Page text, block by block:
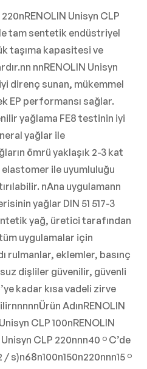
Unisyn CLP
tam sentetik endüstriyel
taşıma kapasitesi ve
nnRENOLIN Unisyn
direnç sunan, mükemmel
EP performansı sağlar.
yağlama FE8 testinin iyi
yağlar ile
ömrü yaklaşık 2-3 kat
ile uyumluluğu
nAna uygulamann
yağlar DIN 51 517-3
yağ, üretici tarafından
uygulamalar için
rulmanlar, eklemler, basınç
dişliler güvenilir, güvenli
kadar kısa vadeli zirve
AdınRENOLIN
CLP 100nRENOLIN
CLP 220nnn40 º C’de
s)n68n100n150n220nnn15 º